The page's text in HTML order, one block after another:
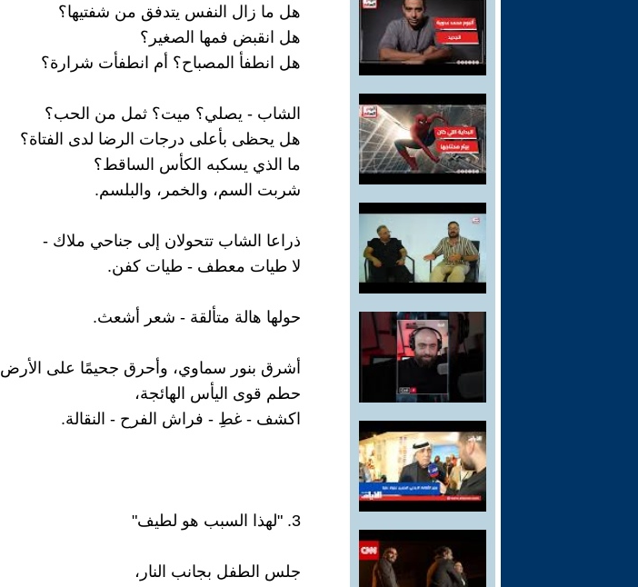
هل ما زال النفس يتدفق من شفتيها؟
هل انقبض فمها الصغير؟
هل انطفأ المصباح؟ أم انطفأت شرارة؟
الشاب - يصلي؟ ميت؟ ثمل من الحب؟
هل يحظى بأعلى درجات الرضا لدى الفتاة؟
ما الذي يسكبه الكأس الساقط؟
شربت السم، والخمر، والبلسم.
ذراعا الشاب تتحولان إلى جناحي ملاك -
لا طيات معطف - طيات كفن.
حولها هالة متألقة - شعر أشعث.
أشرق بنور سماوي، وأحرق جحيمًا على الأرض
حطم قوى اليأس الهائجة،
اكشف - غطِ - فراش الفرح - النقالة.
3. "لهذا السبب هو لطيف"
جلس الطفل بجانب النار،